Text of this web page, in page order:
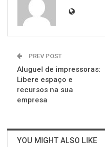
PREV POST
Aluguel de impressoras:
Libere espaço e
recursos na sua
empresa
YOU MIGHT ALSO LIKE